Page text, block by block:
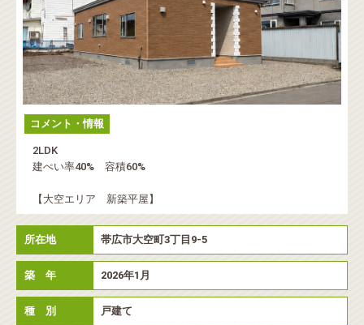
◉土地面積
～
築年数
エリア
コメント・情報
2LDK
建ぺい率40% 容積60%
【大空エリア 新築平屋】
所在地 帯広市大空町3丁目9-5
築 年 2026年1月
種 別 戸建て